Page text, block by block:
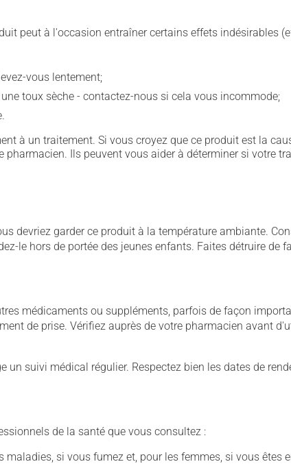
peut à l'occasion entraîner certains effets indésirables
vous lentement;
toux sèche - contactez-nous si cela vous incommode;
à un traitement. Si vous croyez que ce produit est la
Ils peuvent vous aider à déterminer si votre
devriez garder ce produit à la température ambiante.
le hors de portée des jeunes enfants. Faites détruire
médicaments ou suppléments, parfois de façon
de prise. Vérifiez auprès de votre pharmacien avant
un suivi médical régulier. Respectez bien les dates de
de la santé que vous consultez :
maladies, si vous fumez et, pour les femmes, si vous êtes